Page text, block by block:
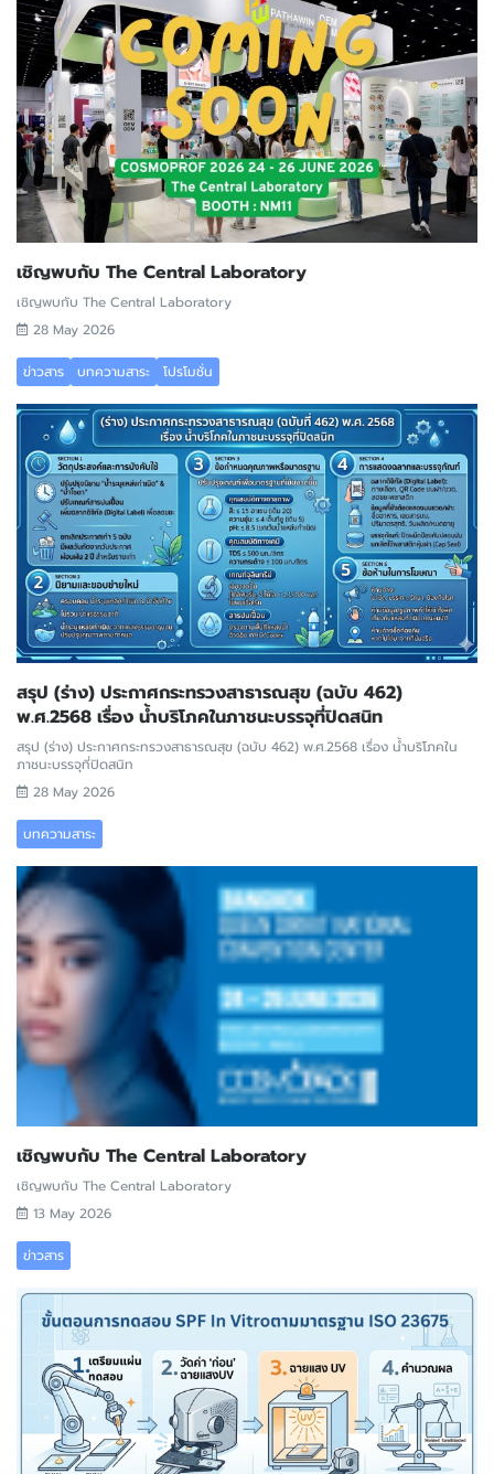
เชิญพบกับ The Central Laboratory
เชิญพบกับ The Central Laboratory
28 May 2026
ข่าวสาร บทความสาระ โปรโมชั่น
สรุป (ร่าง) ประกาศกระทรวงสาธารณสุข (ฉบับ 462)
พ.ศ.2568 เรื่อง น้ำบริโภคในภาชนะบรรจุที่ปิดสนิท
สรุป (ร่าง) ประกาศกระทรวงสาธารณสุข (ฉบับ 462) พ.ศ.2568 เรื่อง น้ำบริโภคใน
ภาชนะบรรจุที่ปิดสนิท
28 May 2026
บทความสาระ
เชิญพบกับ The Central Laboratory
เชิญพบกับ The Central Laboratory
13 May 2026
ข่าวสาร